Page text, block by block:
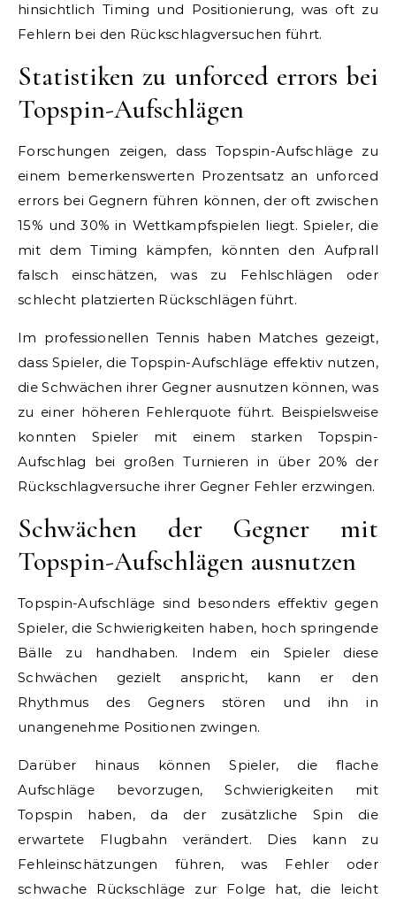
hinsichtlich Timing und Positionierung, was oft zu
Fehlern bei den Rückschlagversuchen führt.
Statistiken zu unforced errors bei
Topspin-Aufschlägen
Forschungen zeigen, dass Topspin-Aufschläge zu
einem bemerkenswerten Prozentsatz an unforced
errors bei Gegnern führen können, der oft zwischen
15% und 30% in Wettkampfspielen liegt. Spieler, die
mit dem Timing kämpfen, könnten den Aufprall
falsch einschätzen, was zu Fehlschlägen oder
schlecht platzierten Rückschlägen führt.
Im professionellen Tennis haben Matches gezeigt,
dass Spieler, die Topspin-Aufschläge effektiv nutzen,
die Schwächen ihrer Gegner ausnutzen können, was
zu einer höheren Fehlerquote führt. Beispielsweise
konnten Spieler mit einem starken Topspin-
Aufschlag bei großen Turnieren in über 20% der
Rückschlagversuche ihrer Gegner Fehler erzwingen.
Schwächen der Gegner mit
Topspin-Aufschlägen ausnutzen
Topspin-Aufschläge sind besonders effektiv gegen
Spieler, die Schwierigkeiten haben, hoch springende
Bälle zu handhaben. Indem ein Spieler diese
Schwächen gezielt anspricht, kann er den
Rhythmus des Gegners stören und ihn in
unangenehme Positionen zwingen.
Darüber hinaus können Spieler, die flache
Aufschläge bevorzugen, Schwierigkeiten mit
Topspin haben, da der zusätzliche Spin die
erwartete Flugbahn verändert. Dies kann zu
Fehleinschätzungen führen, was Fehler oder
schwache Rückschläge zur Folge hat, die leicht